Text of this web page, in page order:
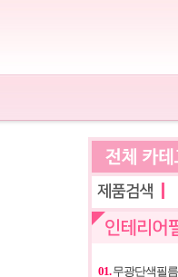
01.무광단색필